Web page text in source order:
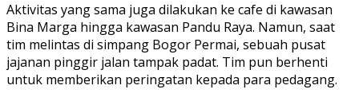
Aktivitas yang sama juga dilakukan ke cafe di kawasan
Bina Marga hingga kawasan Pandu Raya. Namun, saat
tim melintas di simpang Bogor Permai, sebuah pusat
jajanan pinggir jalan tampak padat. Tim pun berhenti
untuk memberikan peringatan kepada para pedagang.